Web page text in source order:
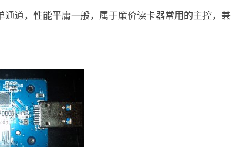
道，性能平庸一般，属于廉价读卡器常用的主控，兼